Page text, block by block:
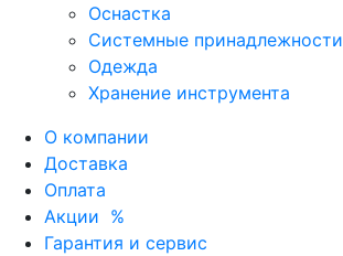
Оснастка
Системные принадлежности
Одежда
Хранение инструмента
О компании
Доставка
Оплата
Акции %
Гарантия и сервис